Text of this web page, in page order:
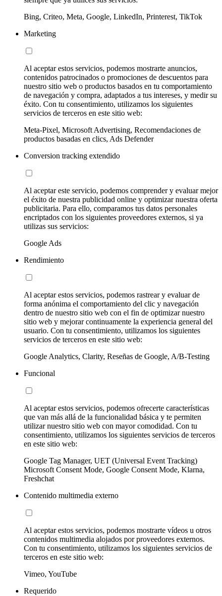
Bing, Criteo, Meta, Google, LinkedIn, Printerest, TikTok
Marketing
Al aceptar estos servicios, podemos mostrarte anuncios,
contenidos patrocinados o promociones de descuentos para
nuestro sitio web o productos basados en tu comportamiento
de navegación y compra, adaptados a tus intereses, y medir su
éxito. Con tu consentimiento, utilizamos los siguientes
servicios de terceros en este sitio web:
Meta-Pixel, Microsoft Advertising, Recomendaciones de
productos basadas en clics, Ads Defender
Conversion tracking extendido
Al aceptar este servicio, podemos comprender y evaluar mejor
el éxito de nuestra publicidad online y optimizar nuestra oferta
publicitaria. Para ello, comparamos tus datos personales
encriptados con los siguientes proveedores externos, si ya
utilizas sus servicios:
Google Ads
Rendimiento
Al aceptar estos servicios, podemos rastrear y evaluar de
forma anónima el comportamiento del clic y navegación
dentro de nuestro sitio web con el fin de optimizar nuestro
sitio web y mejorar continuamente la experiencia general del
usuario. Con tu consentimiento, utilizamos los siguientes
servicios de terceros en este sitio web:
Google Analytics, Clarity, Reseñas de Google, A/B-Testing
Funcional
Al aceptar estos servicios, podemos ofrecerte características
que van más allá de la funcionalidad básica y te permiten
utilizar nuestro sitio web con mayor comodidad. Con tu
consentimiento, utilizamos los siguientes servicios de terceros
en este sitio web:
Google Tag Manager, UET (Universal Event Tracking)
Microsoft Consent Mode, Google Consent Mode, Klarna,
Freshchat
Contenido multimedia externo
Al aceptar estos servicios, podemos mostrarte vídeos u otros
contenidos multimedia alojados por proveedores externos.
Con tu consentimiento, utilizamos los siguientes servicios de
terceros en este sitio web:
Vimeo, YouTube
Requerido